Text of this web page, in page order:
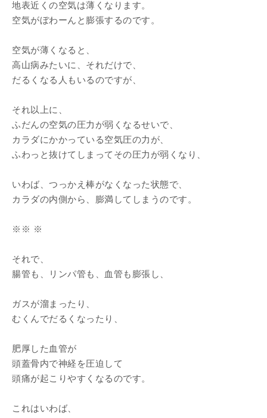
地表近くの空気は薄くなります。
空気がぼわーんと膨張するのです。
空気が薄くなると、
高山病みたいに、それだけで、
だるくなる人もいるのですが、
それ以上に、
ふだんの空気の圧力が弱くなるせいで、
カラダにかかっている空気圧の力が、
ふわっと抜けてしまってその圧力が弱くなり、
いわば、つっかえ棒がなくなった状態で、
カラダの内側から、膨満してしまうのです。
※※ ※
それで、
腸管も、リンパ管も、血管も膨張し、
ガスが溜まったり、
むくんでだるくなったり、
肥厚した血管が
頭蓋骨内で神経を圧迫して
頭痛が起こりやすくなるのです。
これはいわば、